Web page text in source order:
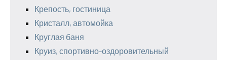
Крепость, гостиница
Кристалл, автомойка
Круглая баня
Круиз, спортивно-оздоровительный